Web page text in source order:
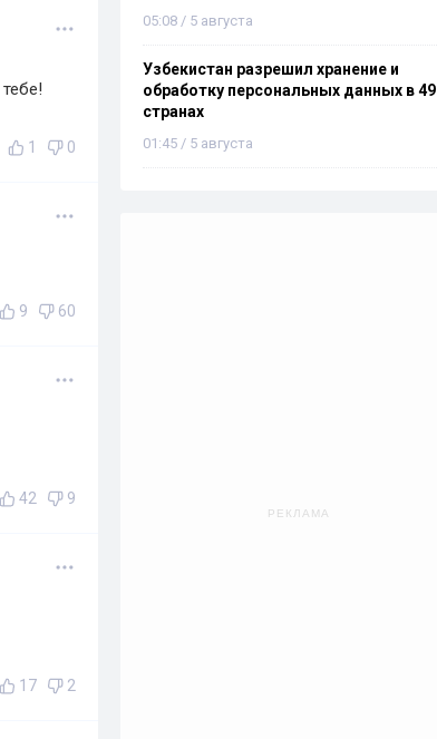
1 0
9 60
42 9
17 2
05:08 / 5 августа
Узбекистан разрешил хранение и
обработку персональных данных в 49
странах
01:45 / 5 августа